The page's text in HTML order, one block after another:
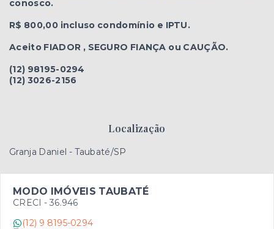
conosco.
R$ 800,00 incluso condomínio e IPTU.
Aceito FIADOR , SEGURO FIANÇA ou CAUÇÃO.
(12) 98195-0294
(12) 3026-2156
Localização
Granja Daniel - Taubaté/SP
MODO IMÓVEIS TAUBATÉ
CRECI - 36.946
(12) 9 8195-0294